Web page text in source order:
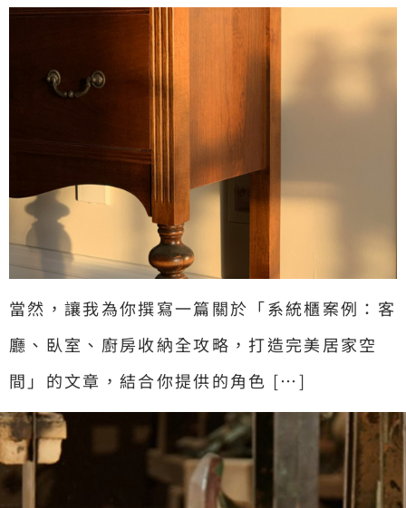
當然，讓我為你撰寫一篇關於「系統櫃案例：客
廳、臥室、廚房收納全攻略，打造完美居家空
間」的文章，結合你提供的角色 […]